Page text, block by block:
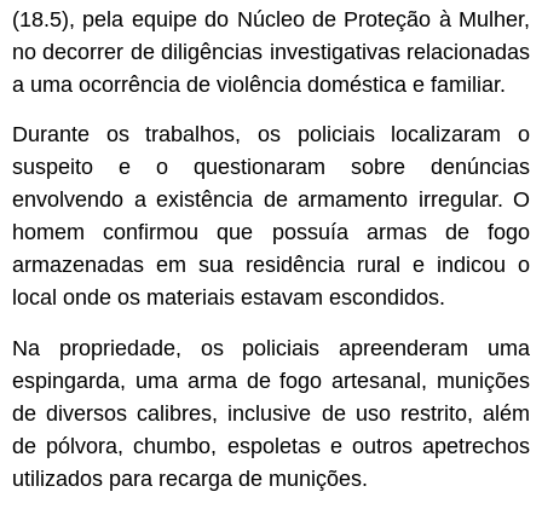
(18.5), pela equipe do Núcleo de Proteção à Mulher,
no decorrer de diligências investigativas relacionadas
a uma ocorrência de violência doméstica e familiar.
Durante os trabalhos, os policiais localizaram o
suspeito e o questionaram sobre denúncias
envolvendo a existência de armamento irregular. O
homem confirmou que possuía armas de fogo
armazenadas em sua residência rural e indicou o
local onde os materiais estavam escondidos.
Na propriedade, os policiais apreenderam uma
espingarda, uma arma de fogo artesanal, munições
de diversos calibres, inclusive de uso restrito, além
de pólvora, chumbo, espoletas e outros apetrechos
utilizados para recarga de munições.